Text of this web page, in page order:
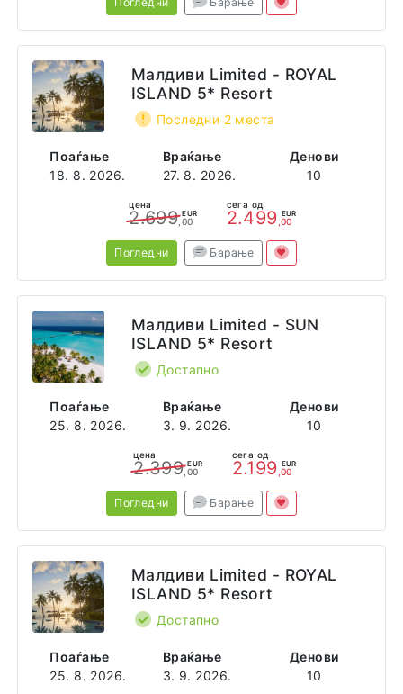
Поаѓање
18. 8. 2026.
Враќање
27. 8. 2026.
Денови
10
Малдиви Limited - ROYAL
ISLAND 5* Resort
Последни 2 места
цена
2.699 EUR
,00
сега од
2.499 EUR
,00
Погледни Барање
Поаѓање
25. 8. 2026.
Враќање
3. 9. 2026.
Денови
10
Малдиви Limited - SUN
ISLAND 5* Resort
Достапно
цена
2.399 EUR
,00
сега од
2.199 EUR
,00
Погледни Барање
Поаѓање
25. 8. 2026.
Враќање
3. 9. 2026.
Денови
10
Малдиви Limited - ROYAL
ISLAND 5* Resort
Достапно